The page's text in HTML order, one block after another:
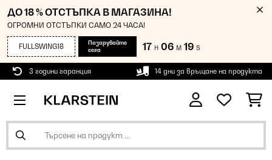
ДО 18 % ОТСТЪПКА В МАГАЗИНА!
ОГРОМНИ ОТСТЪПКИ САМО 24 ЧАСА!
FULLSWING18
Пазарувайте
сега
17 H 06 M 19 S
3 години гаранция 14 дни за връщане на продукта